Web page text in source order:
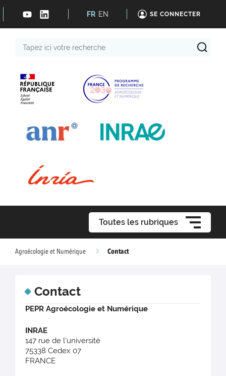
FR EN SE CONNECTER
recherche
Toutes les rubriques
Agroécologie et Numérique Contact
Contact
PEPR Agroécologie et Numérique
INRAE
147 rue de l'université
75338 Cedex 07
FRANCE